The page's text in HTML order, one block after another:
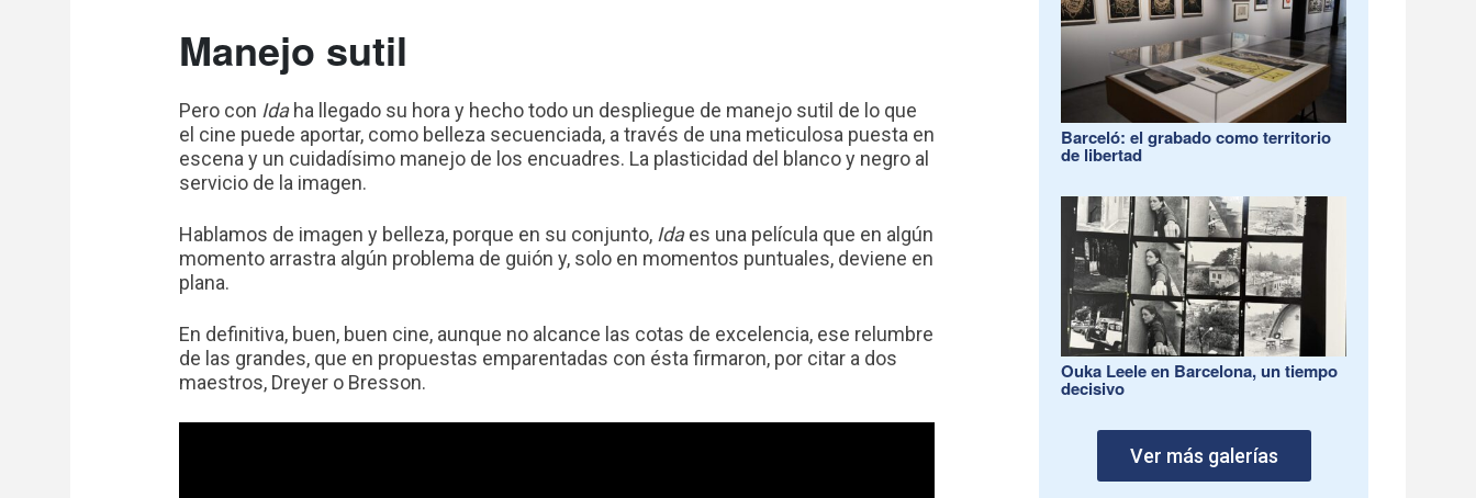
Manejo sutil
Pero con Idaha llegado su hora y hecho todo un despliegue de manejo sutil de lo que
el cine puede aportar, como belleza secuenciada, a través de una meticulosa puesta en
escena y un cuidadísimo manejo de los encuadres. La plasticidad del blanco y negro al
servicio de la imagen.
Hablamos de imagen y belleza, porque en su conjunto, Idaes una película que en algún
momento arrastra algún problema de guión y, solo en momentos puntuales, deviene en
plana.
En definitiva, buen, buen cine, aunque no alcance las cotas de excelencia, ese relumbre
de las grandes, que en propuestas emparentadas con ésta firmaron, por citar a dos
maestros, Dreyer o Bresson.
Barceló: el grabado como territorio
de libertad
Ouka Leele en Barcelona, un tiempo
decisivo
Ver más galerías